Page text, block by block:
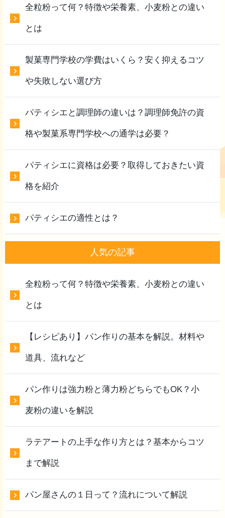
全粒粉って何？特徴や栄養素、小麦粉との違い
とは
製菓専門学校の学費はいくら？安く抑えるコツ
や失敗しない選び方
パティシエと調理師の違いは？調理師免許の資
格や製菓系専門学校への通学は必要？
パティシエに資格は必要？取得しておきたい資
格を紹介
パティシエの適性とは？
人気の記事
全粒粉って何？特徴や栄養素、小麦粉との違い
とは
【レシピあり】パン作りの基本を解説。材料や
道具、流れなど
パン作りは強力粉と薄力粉どちらでもOK？小
麦粉の違いを解説
ラテアートの上手な作り方とは？基本からコツ
まで解説
パン屋さんの１日って？流れについて解説